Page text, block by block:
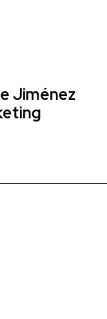
Jiménez